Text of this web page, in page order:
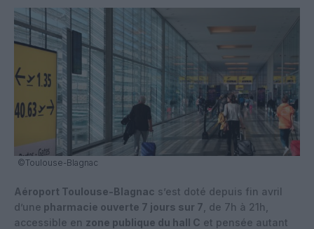
©Toulouse-Blagnac
Aéroport Toulouse-Blagnac s’est doté depuis fin avril
d’une pharmacie ouverte 7 jours sur 7 , de 7h à 21h,
accessible en zone publique du hall C et pensée autant